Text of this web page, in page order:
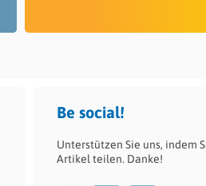
Be social!
Unterstützen Sie uns, indem
Artikel teilen. Danke!